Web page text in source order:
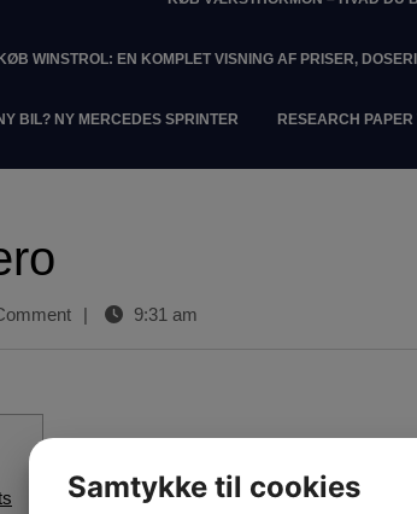
WINSTROL: EN KOMPLET VISNING AF PRISER,
BIL? NY MERCEDES SPRINTER RESEARCH
| 9:31 am
Samtykke til cookies